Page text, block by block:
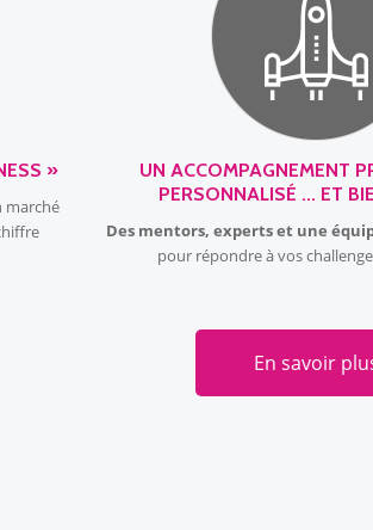
»
marché
UN ACCOMPAGNEMENT
PERSONNALISÉ ... ET
Des mentors, experts et une
pour répondre à vos
En savoir